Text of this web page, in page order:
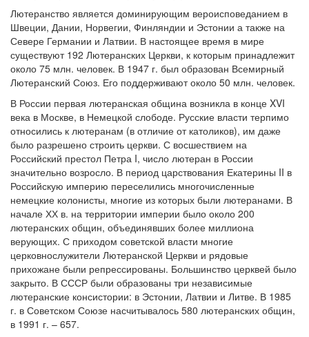
Лютеранство является доминирующим вероисповеданием в
Швеции, Дании, Норвегии, Финляндии и Эстонии а также на
Севере Германии и Латвии. В настоящее время в мире
существуют 192 Лютеранских Церкви, к которым принадлежит
около 75 млн. человек. В 1947 г. был образован Всемирный
Лютеранский Союз. Его поддерживают около 50 млн. человек.
В России первая лютеранская община возникла в конце XVI
века в Москве, в Немецкой слободе. Русские власти терпимо
относились к лютеранам (в отличие от католиков), им даже
было разрешено строить церкви. С восшествием на
Российский престол Петра I, число лютеран в России
значительно возросло. В период царствования Екатерины II в
Российскую империю переселились многочисленные
немецкие колонисты, многие из которых были лютеранами. В
начале ХХ в. на территории империи было около 200
лютеранских общин, объединявших более миллиона
верующих. С приходом советской власти многие
церковнослужители Лютеранской Церкви и рядовые
прихожане были репрессированы. Большинство церквей было
закрыто. В СССР были образованы три независимые
лютеранские консистории: в Эстонии, Латвии и Литве. В 1985
г. в Советском Союзе насчитывалось 580 лютеранских общин,
в 1991 г. – 657.